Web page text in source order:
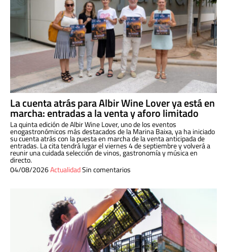
La cuenta atrás para Albir Wine Lover ya está en
marcha: entradas a la venta y aforo limitado
La quinta edición de Albir Wine Lover, uno de los eventos
enogastronómicos más destacados de la Marina Baixa, ya ha iniciado
su cuenta atrás con la puesta en marcha de la venta anticipada de
entradas. La cita tendrá lugar el viernes 4 de septiembre y volverá a
reunir una cuidada selección de vinos, gastronomía y música en
directo.
04/08/2026ActualidadSin comentarios